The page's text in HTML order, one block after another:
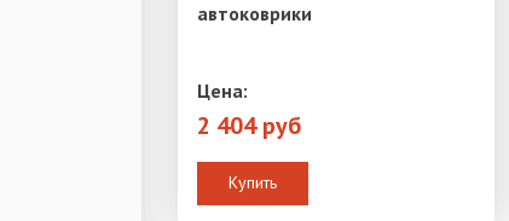
автоковрики
Цена:
2 404 руб
Купить